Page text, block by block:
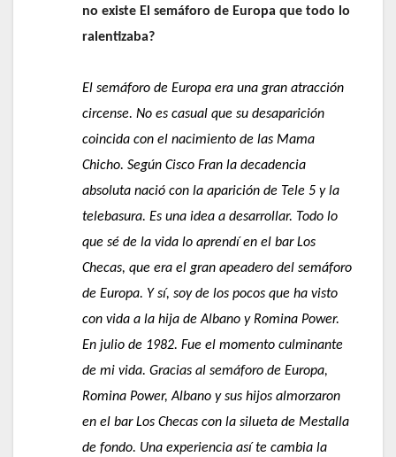
no existe El semáforo de Europa que todo lo
ralentizaba?
El semáforo de Europa era una gran atracción
circense. No es casual que su desaparición
coincida con el nacimiento de las Mama
Chicho. Según Cisco Fran la decadencia
absoluta nació con la aparición de Tele 5 y la
telebasura. Es una idea a desarrollar. Todo lo
que sé de la vida lo aprendí en el bar Los
Checas, que era el gran apeadero del semáforo
de Europa. Y sí, soy de los pocos que ha visto
con vida a la hija de Albano y Romina Power.
En julio de 1982. Fue el momento culminante
de mi vida. Gracias al semáforo de Europa,
Romina Power, Albano y sus hijos almorzaron
en el bar Los Checas con la silueta de Mestalla
de fondo. Una experiencia así te cambia la